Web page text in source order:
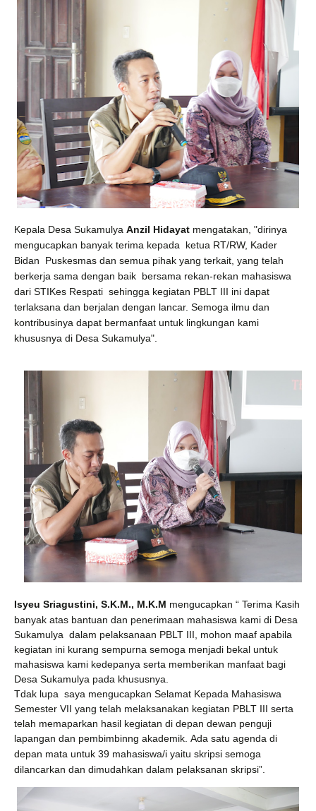
Kepala Desa Sukamulya Anzil Hidayat mengatakan, "dirinya
mengucapkan banyak terima kepada
ketua RT/RW, Kader
Bidan
Puskesmas dan semua pihak yang terkait, yang telah
berkerja sama dengan baik bersama rekan-rekan mahasiswa
dari STIKes Respati sehingga kegiatan PBLT III ini dapat
terlaksana dan berjalan dengan lancar. Semoga ilmu dan
kontribusinya dapat bermanfaat untuk lingkungan kami
khususnya di Desa Sukamulya".
Isyeu Sriagustini, S.K.M., M.K.M mengucapkan “ Terima Kasih
banyak atas bantuan dan penerimaan mahasiswa kami di Desa
Sukamulya dalam pelaksanaan PBLT III, mohon maaf apabila
kegiatan ini kurang sempurna semoga menjadi bekal untuk
mahasiswa kami kedepanya serta memberikan manfaat bagi
Desa Sukamulya pada khususnya.
Tdak lupa saya mengucapkan Selamat Kepada Mahasiswa
Semester VII yang telah melaksanakan kegiatan PBLT III serta
telah memaparkan hasil kegiatan di depan dewan penguji
lapangan dan pembimbinng akademik. Ada satu agenda di
depan mata untuk 39 mahasiswa/i yaitu skripsi semoga
dilancarkan dan dimudahkan dalam pelaksanan skripsi”.